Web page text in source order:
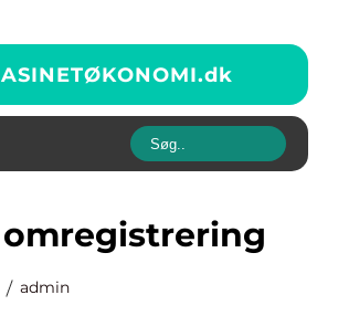
dk
omregistrering
admin